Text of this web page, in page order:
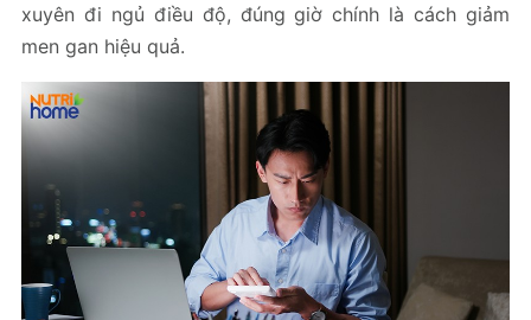
xuyên đi ngủ điều độ, đúng giờ chính là cách giảm
men gan hiệu quả.